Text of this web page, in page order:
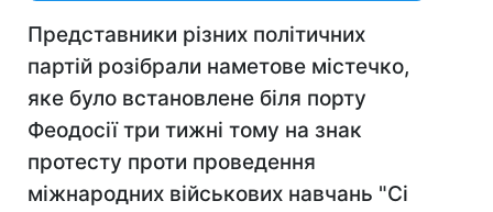
Представники різних політичних
партій розібрали наметове містечко,
яке було встановлене біля порту
Феодосії три тижні тому на знак
протесту проти проведення
міжнародних військових навчань "Сі